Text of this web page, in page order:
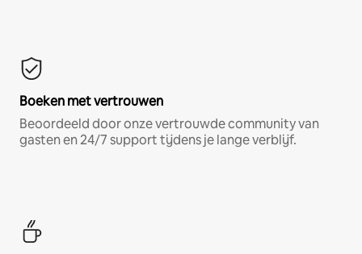
Boeken met vertrouwen
Beoordeeld door onze vertrouwde community van
gasten en 24/7 support tijdens je lange verblijf.